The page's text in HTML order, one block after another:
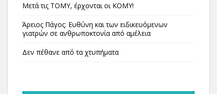
Μετά τις ΤΟΜΥ, έρχονται οι ΚΟΜΥ!
Άρειος Πάγος: Ευθύνη και των ειδικευόμενων
γιατρών σε ανθρωποκτονία από αμέλεια
Δεν πέθανε από τα χτυπήματα